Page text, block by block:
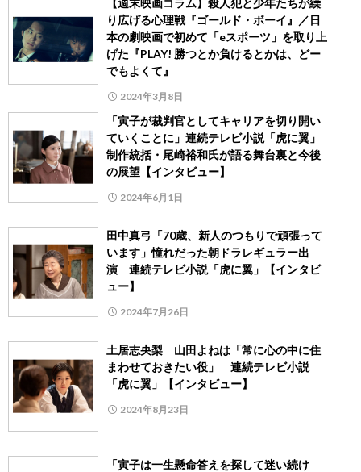
り広げる心理戦『ゴールド・ボーイ』／日
本の劇映画で初めて「eスポーツ」を取り上
げた『PLAY! 勝つとか負けるとかは、どー
でもよくて』
2024年3月8日
「寅子が裁判官としてキャリアを切り開い
ていくことに」連続テレビ小説「虎に翼」
制作統括・尾崎裕和氏が語る舞台裏と今後
の展望【インタビュー】
2024年6月1日
田中真弓「70歳、新人のつもりで頑張って
います」憧れだった朝ドラレギュラー出
演 連続テレビ小説「虎に翼」【インタビ
ュー】
2024年7月26日
土居志央梨 山田よねは「常に心の中に住
まわせておきたい役」 連続テレビ小説
「虎に翼」【インタビュー】
2024年8月23日
「寅子は一生懸命答えを探して迷い続け